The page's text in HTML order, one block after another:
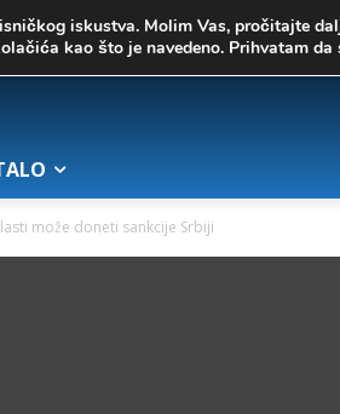
može doneti sankcije Srbiji
iskustva. Molim Vas, pročitajte
kao što je navedeno. Prihvatam